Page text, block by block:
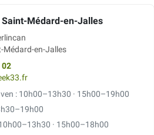
Médard-en-Jalles
Médard-en-Jalles
02
ven : 10h00–13h30 · 15h00–19h00
· 15h00–18h00